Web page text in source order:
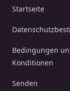
Startseite
Bedingungen
Konditionen
Senden